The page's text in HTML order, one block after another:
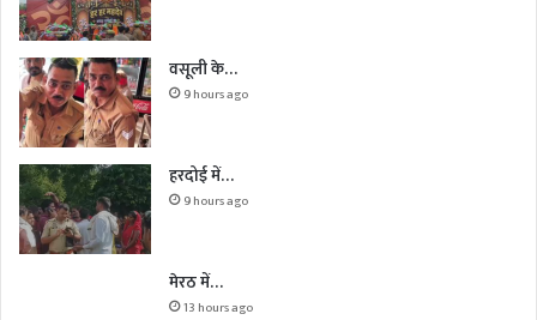
वसूली के…
9 hours ago
हरदोई में…
9 hours ago
मेरठ में…
13 hours ago